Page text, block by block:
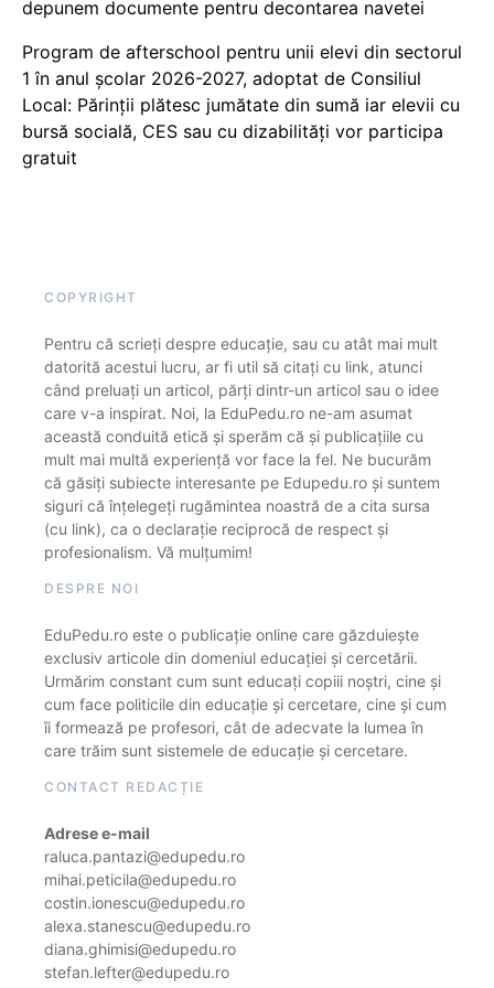
depunem documente pentru decontarea navetei
Program de afterschool pentru unii elevi din sectorul
1 în anul școlar 2026-2027, adoptat de Consiliul
Local: Părinții plătesc jumătate din sumă iar elevii cu
bursă socială, CES sau cu dizabilităţi vor participa
gratuit
COPYRIGHT
Pentru că scrieți despre educație, sau cu atât mai mult
datorită acestui lucru, ar fi util să citați cu link, atunci
când preluați un articol, părți dintr-un articol sau o idee
care v-a inspirat. Noi, la EduPedu.ro ne-am asumat
această conduită etică și sperăm că și publicațiile cu
mult mai multă experiență vor face la fel. Ne bucurăm
că găsiți subiecte interesante pe Edupedu.ro și suntem
siguri că înțelegeți rugămintea noastră de a cita sursa
(cu link), ca o declarație reciprocă de respect și
profesionalism. Vă mulțumim!
DESPRE NOI
EduPedu.ro este o publicație online care găzduiește
exclusiv articole din domeniul educației și cercetării.
Urmărim constant cum sunt educați copiii noștri, cine și
cum face politicile din educație și cercetare, cine și cum
îi formează pe profesori, cât de adecvate la lumea în
care trăim sunt sistemele de educație și cercetare.
CONTACT REDACȚIE
Adrese e-mail
raluca.pantazi@edupedu.ro
mihai.peticila@edupedu.ro
costin.ionescu@edupedu.ro
alexa.stanescu@edupedu.ro
diana.ghimisi@edupedu.ro
stefan.lefter@edupedu.ro